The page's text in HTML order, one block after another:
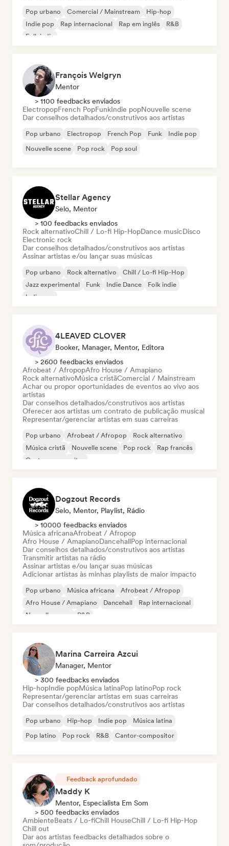
Pop urbano Comercial / Mainstream
Hip-hop
Indie pop
Rap internacional Rap em inglês
R&B
Folk indie
François Welgryn
Mentor
> 1100 feedbacks enviados
ElectropopFrench PopFunkIndie popNouvelle scene
Dar conselhos detalhados/construtivos aos artistas
Pop urbano Electropop French Pop Funk
Indie pop
Nouvelle scene
Pop rock Pop soul
Stellar Agency
Selo, Mentor
> 100 feedbacks enviados
Rock alternativoChill / Lo-fi Hip-HopDance musicDisco
Electronic rock
Dar conselhos detalhados/construtivos aos artistas
Assinar artistas e/ou lançar suas músicas
Pop urbano Rock alternativo
Chill / Lo-fi Hip-Hop
Jazz experimental
Funk Indie Dance
Folk indie
Indie pop
4LEAVED CLOVER
Booker, Manager, Mentor, Editora
> 2600 feedbacks enviados
Afrobeat / AfropopAfro House / Amapiano
Rock alternativoMúsica cristãComercial / Mainstream
Achar ou propor oportunidades de eventos ao vivo aos
artistas
Dar conselhos detalhados/construtivos aos artistas
Oferecer aos artistas um contrato de publicação musical
Representar/gerenciar artistas em suas carreiras
Pop urbano Afrobeat / Afropop
Rock alternativo
Música cristã
Nouvelle scene Pop rock
Rap francês
Cantor-compositor
Dogzout Records
Selo, Mentor, Playlist, Rádio
> 10000 feedbacks enviados
Música africanaAfrobeat / Afropop
Afro House / AmapianoDancehallPop internacional
Dar conselhos detalhados/construtivos aos artistas
Transmitir artistas na rádio
Assinar artistas e/ou lançar suas músicas
Adicionar artistas às minhas playlists de maior impacto
Pop urbano Música africana
Afrobeat / Afropop
Afro House / Amapiano
Dancehall
Rap internacional
Nouvelle scene
R&B
Marina Carreira Azcui
Manager, Mentor
> 300 feedbacks enviados
Hip-hopIndie popMúsica latinaPop latinoPop rock
Representar/gerenciar artistas em suas carreiras
Dar conselhos detalhados/construtivos aos artistas
Pop urbano Hip-hop Indie pop
Música latina
Pop latino
Pop rock R&B Cantor-compositor
Feedback aprofundado
Maddy K
Mentor, Especialista Em Som
> 500 feedbacks enviados
AmbienteBeats / Lo-fiChill HouseChill / Lo-fi Hip-Hop
Chill out
Dar aos artistas feedbacks detalhados sobre o